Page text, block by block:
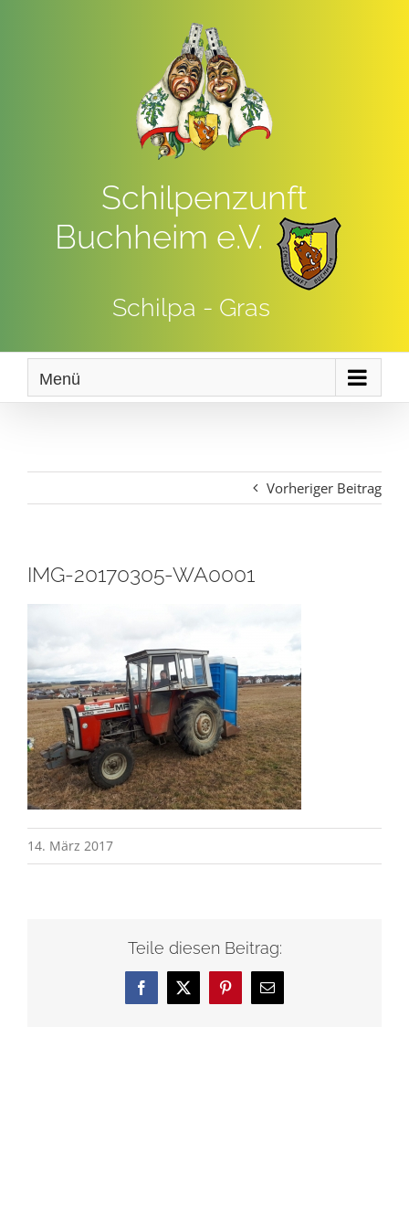
Schilpenzunft
Buchheim e.V.
Schilpa - Gras
Menü
Vorheriger Beitrag
IMG-20170305-WA0001
14. März 2017
Teile diesen Beitrag:
Facebook
X Pinterest
E-
Mail